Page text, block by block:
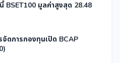
BSET100 มูลค่าสูงสุด 28.48
ดการกองทุนเปิด BCAP